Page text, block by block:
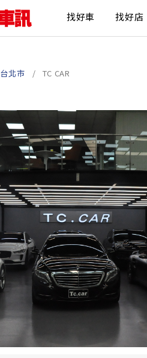
找好車 找好店
台北市 TC CAR